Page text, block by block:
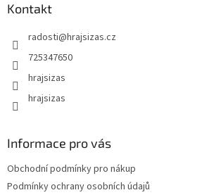
Kontakt
radosti@hrajsizas.cz
725347650
hrajsizas
hrajsizas
Informace pro vás
Obchodní podmínky pro nákup
Podmínky ochrany osobních údajů